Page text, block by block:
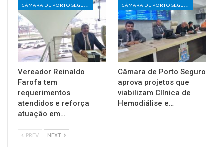
Vereador Reinaldo
Farofa tem
requerimentos
atendidos e reforça
atuação em…
Câmara de Porto Seguro
aprova projetos que
viabilizam Clínica de
Hemodiálise e…
PREV NEXT